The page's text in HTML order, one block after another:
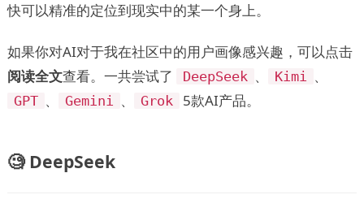
快可以精准的定位到现实中的某一个身上。
如果你对AI对于我在社区中的用户画像感兴趣，可以点击
阅读全文查看。一共尝试了 DeepSeek 、 Kimi 、
GPT 、 Gemini 、 Grok 5款AI产品。
🧐 DeepSeek